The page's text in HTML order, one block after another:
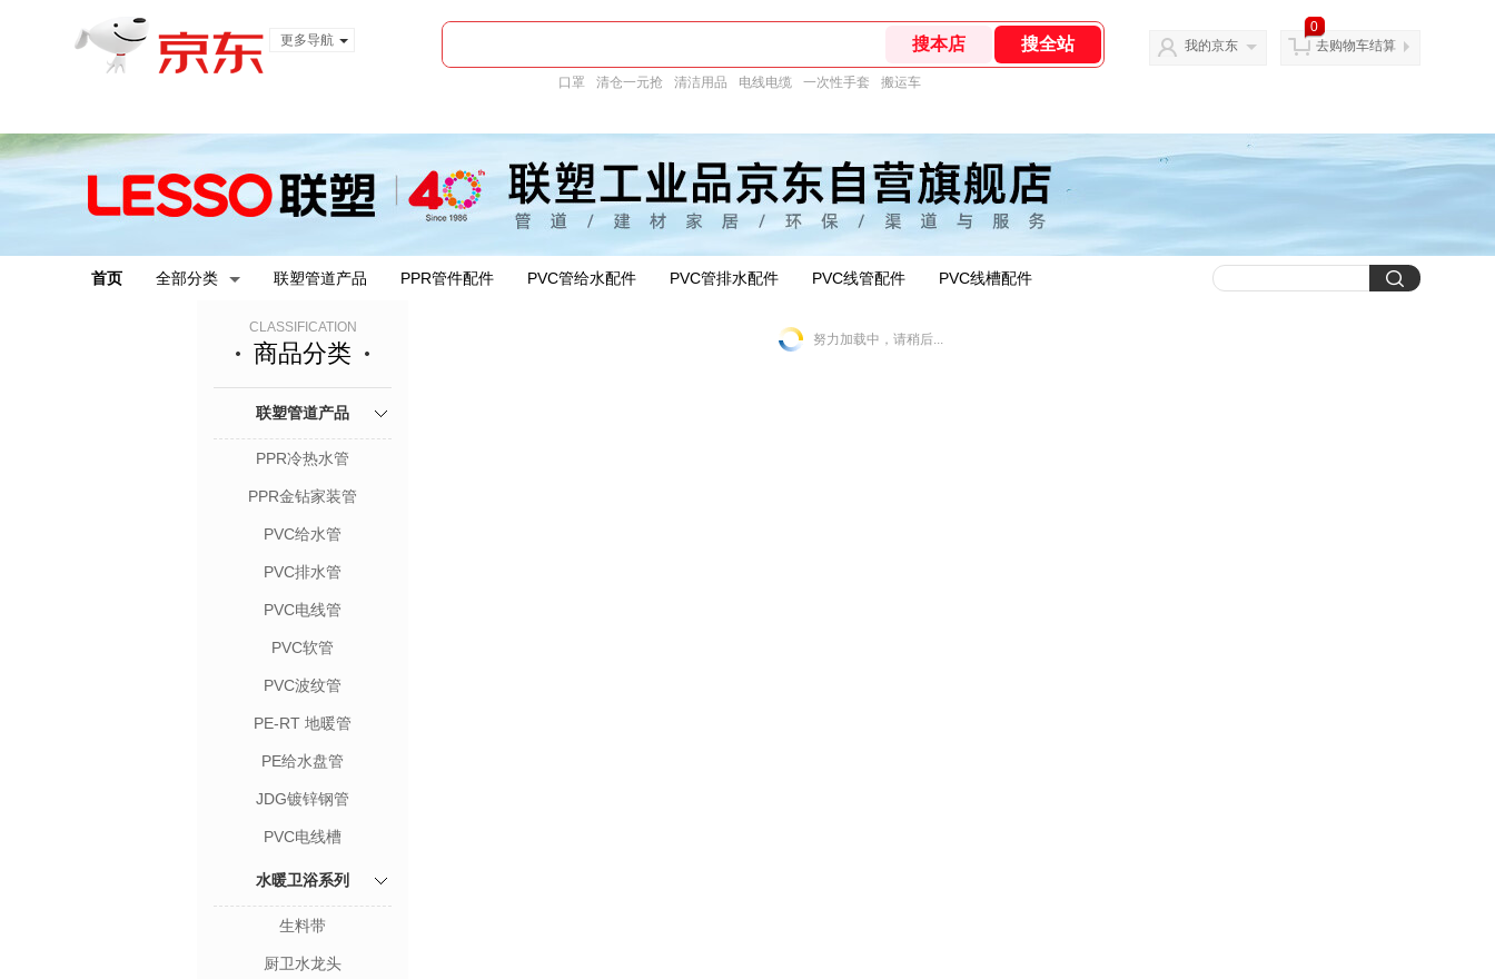
更多导航
口罩 清仓一元抢 清洁用品 电线电缆 一次性手套 搬运车
我的京东
0
去购物车结算
首页 全部分类 联塑管道产品 PPR管件配件 PVC管给水配件 PVC管排水配件 PVC线管配件 PVC线槽配件
CLASSIFICATION
商品分类
联塑管道产品
PPR冷热水管
PPR金钻家装管
PVC给水管
PVC排水管
PVC电线管
PVC软管
PVC波纹管
PE-RT 地暖管
PE给水盘管
JDG镀锌钢管
PVC电线槽
水暖卫浴系列
生料带
厨卫水龙头
努力加载中，请稍后...